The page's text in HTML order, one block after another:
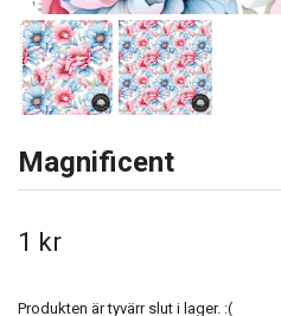
Magnificent
1 kr
Produkten är tyvärr slut i lager. :(